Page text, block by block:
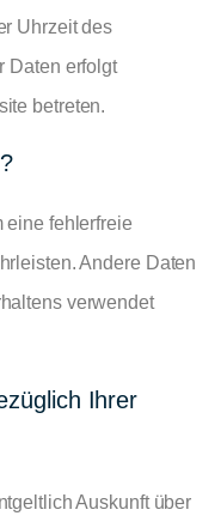
Uhrzeit des
Daten erfolgt
betreten.
eine fehlerfreie
Andere Daten
verwendet
Ihrer
Auskunft über